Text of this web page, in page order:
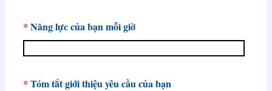
* Năng lực của bạn mỗi giờ
* Tóm tắt giới thiệu yêu cầu của bạn